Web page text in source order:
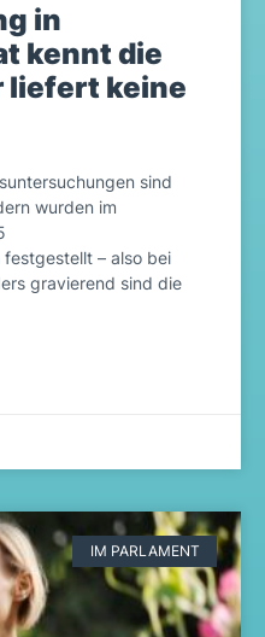
in
kennt die
liefert keine
sind
wurden im
– also bei
gravierend sind die
IM PARLAMENT